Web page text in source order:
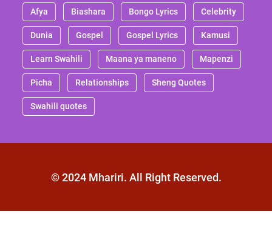
Afya Biashara Bongo Lyrics Celebrity
Dunia Gospel Gospel Lyrics Kamusi
Learn Swahili Maana ya maneno Mapenzi
Picha Relationships Sheng Quotes
Swahili quotes
© 2024 Mhariri. All Right Reserved.